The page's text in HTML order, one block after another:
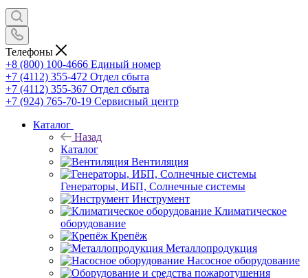
Телефоны
+8 (800) 100-4666 Единый номер
+7 (4112) 355-472 Отдел сбыта
+7 (4112) 355-367 Отдел сбыта
+7 (924) 765-70-19 Сервисный центр
Каталог
Назад
Каталог
Вентиляция
Генераторы, ИБП, Солнечные системы
Инструмент
Климатическое
оборудование
Крепёж
Металлопродукция
Насосное оборудование